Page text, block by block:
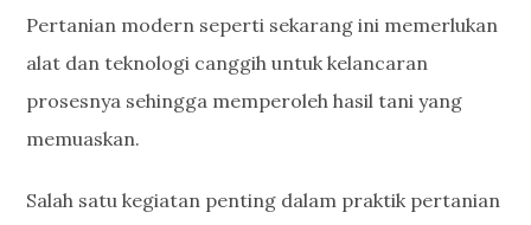
Pertanian modern seperti sekarang ini memerlukan
alat dan teknologi canggih untuk kelancaran
prosesnya sehingga memperoleh hasil tani yang
memuaskan.
Salah satu kegiatan penting dalam praktik pertanian